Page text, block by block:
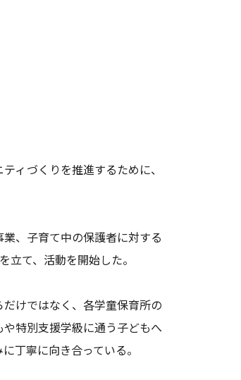
ィづくりを推進するために、
、子育て中の保護者に対する
て、活動を開始した。
けではなく、各学童保育所の
特別支援学級に通う子どもへ
丁寧に向き合っている。